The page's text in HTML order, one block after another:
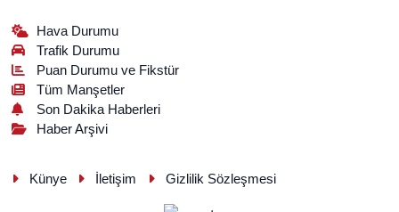
Hava Durumu
Trafik Durumu
Puan Durumu ve Fikstür
Tüm Manşetler
Son Dakika Haberleri
Haber Arşivi
Künye İletişim Gizlilik Sözleşmesi